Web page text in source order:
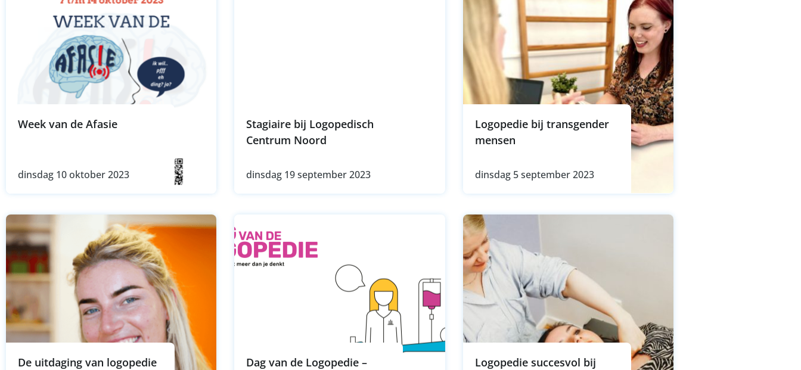
Week van de Afasie
dinsdag 10 oktober 2023
Stagiaire bij Logopedisch
Centrum Noord
dinsdag 19 september 2023
Logopedie bij transgender
mensen
dinsdag 5 september 2023
De uitdaging van logopedie
Dag van de Logopedie –
Logopedie succesvol bij